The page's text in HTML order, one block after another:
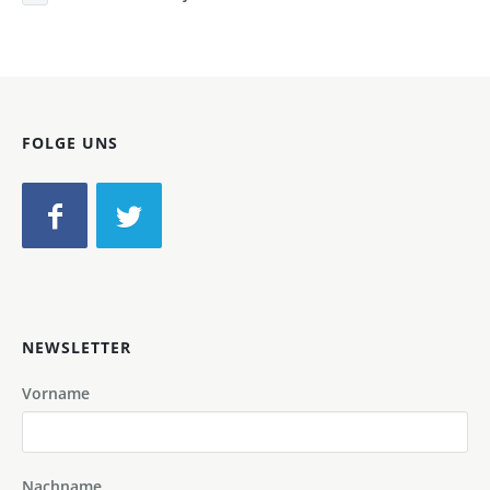
FOLGE UNS
NEWSLETTER
Vorname